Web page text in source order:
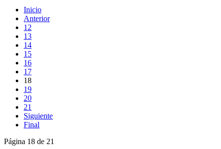
Inicio
Anterior
12
13
14
15
16
17
18
19
20
21
Siguiente
Final
Página 18 de 21